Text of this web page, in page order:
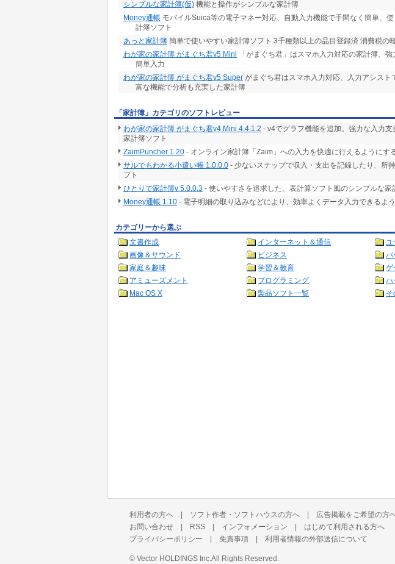
シンプルな家計簿(仮) 機能と操作がシンプルな家計簿
Money通帳 モバイルSuica等の電子マネー対応、自動入力機能で手間なく簡単、
計簿ソフト
あっと家計簿 簡単で使いやすい家計簿ソフト 3千種類以上の品目登録済 消費税の
わが家の家計簿 がまぐち君v5 Mini 「がまぐち君」はスマホ入力対応の家計簿、
簡単入力
わが家の家計簿 がまぐち君v5 Super がまぐち君はスマホ入力対応、入力アシスト
富な機能で分析も充実した家計簿
「家計簿」カテゴリのソフトレビュー
わが家の家計簿 がまぐち君v4 Mini 4.4.1.2 - v4でグラフ機能を追加。強力な入力
家計簿ソフト
ZaimPuncher 1.20 - オンライン家計簿「Zaim」への入力を快適に行えるようにす
サルでもわかる小遣い帳 1.0.0.0 - 少ないステップで収入・支出を記録したり、所
フト
ひとりで家計簿v 5.0.0.3 - 使いやすさを追求した、表計算ソフト風のシンプルな家
Money通帳 1.10 - 電子明細の取り込みなどにより、効率よくデータ入力できるよ
カテゴリーから選ぶ
文書作成
インターネット＆通信
ユ
画像＆サウンド
ビジネス
パ
家庭＆趣味
学習＆教育
ゲ
アミューズメント
プログラミング
ハ
Mac OS X
製品ソフト一覧 そ
利用者の方へ | ソフト作者・ソフトハウスの方へ | 広告掲載をご希望の方
お問い合わせ | RSS | インフォメーション | はじめて利用される方へ
プライバシーポリシー | 免責事項 | 利用者情報の外部送信について
© Vector HOLDINGS Inc. All Rights Reserved.